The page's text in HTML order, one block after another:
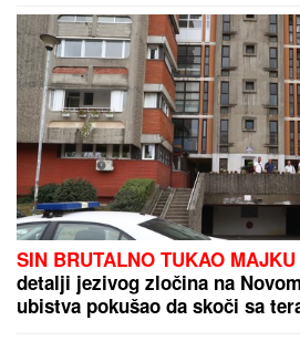
PREPORUKA ZA VAS
Dečak se rodio 133 dana pre